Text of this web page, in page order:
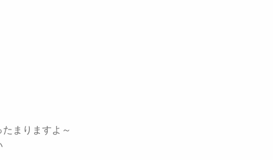
まりますよ～